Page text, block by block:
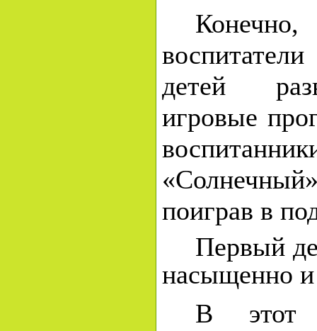
детей
игровые
поиграв в
Первый
насыщенно
В